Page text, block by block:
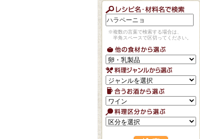
※複数の言葉で検索する場合は、
半角スペースで区切ってください。